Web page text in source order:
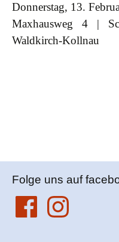
Donnerstag, 13.
Maxhausweg 4 |
Waldkirch-Kollnau
Folge uns auf
FacebookInstagram